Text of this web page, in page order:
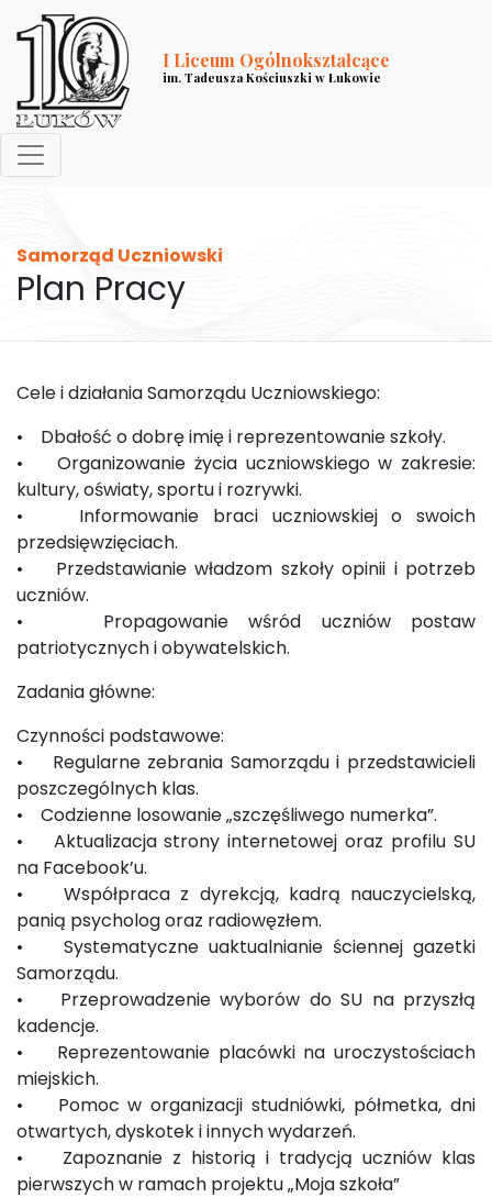
I Liceum Ogólnokształcące
im. Tadeusza Kościuszki w Łukowie
Samorząd Uczniowski
Plan Pracy
Cele i działania Samorządu Uczniowskiego:
• Dbałość o dobrę imię i reprezentowanie szkoły.
• Organizowanie życia uczniowskiego w zakresie:
kultury, oświaty, sportu i rozrywki.
• Informowanie braci uczniowskiej o swoich
przedsięwzięciach.
• Przedstawianie władzom szkoły opinii i potrzeb
uczniów.
• Propagowanie wśród uczniów postaw
patriotycznych i obywatelskich.
Zadania główne:
Czynności podstawowe:
• Regularne zebrania Samorządu i przedstawicieli
poszczególnych klas.
• Codzienne losowanie „szczęśliwego numerka”.
• Aktualizacja strony internetowej oraz profilu SU
na Facebook’u.
• Współpraca z dyrekcją, kadrą nauczycielską,
panią psycholog oraz radiowęzłem.
• Systematyczne uaktualnianie ściennej gazetki
Samorządu.
• Przeprowadzenie wyborów do SU na przyszłą
kadencje.
• Reprezentowanie placówki na uroczystościach
miejskich.
• Pomoc w organizacji studniówki, półmetka, dni
otwartych, dyskotek i innych wydarzeń.
• Zapoznanie z historią i tradycją uczniów klas
pierwszych w ramach projektu „Moja szkoła”